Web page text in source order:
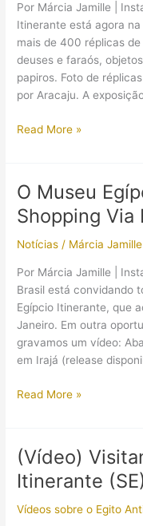
Por Márcia Jamille |
Itinerante está agora
mais de 400 réplicas
deuses e faraós,
papiros. Foto de
por Aracaju. A
O
chega
em
Read More »
O Museu
Shopping Via
Notícias / Márcia Jamille
Por Márcia Jamille |
Brasil está convidando
Egípcio Itinerante, que
Janeiro. Em outra
gravamos um vídeo:
em Irajá (release
O
Itinerante
está
no
Via
Read More »
(Vídeo)
Itinerante (SE)
Vídeos sobre o Egito